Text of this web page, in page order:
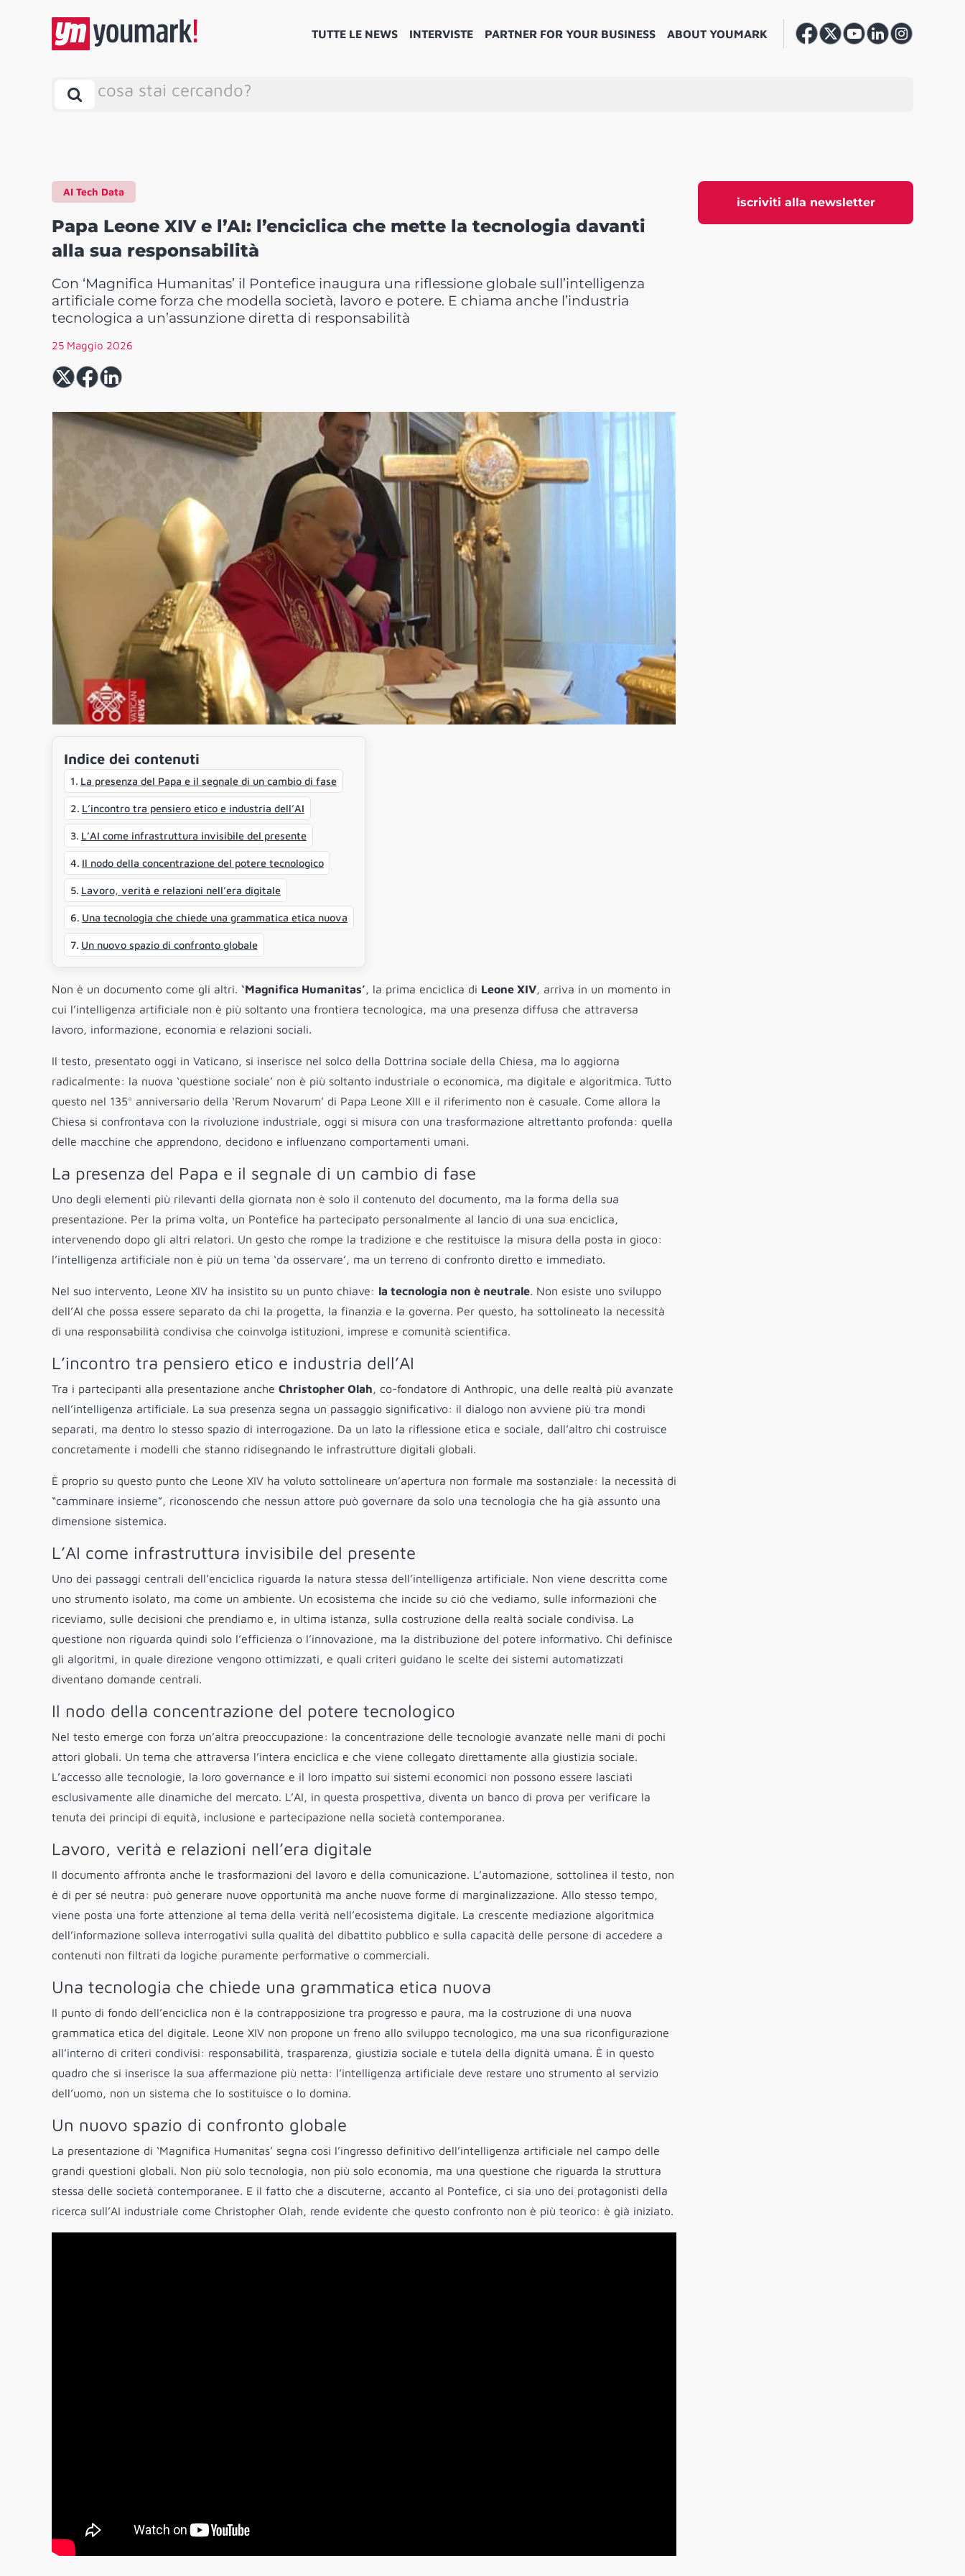
TUTTE LE NEWS INTERVISTE PARTNER FOR YOUR BUSINESS ABOUT YOUMARK
cosa stai cercando?
iscriviti alla newsletter
AI Tech Data
Papa Leone XIV e l’AI: l’enciclica che mette la tecnologia davanti
alla sua responsabilità
Con ‘Magnifica Humanitas’ il Pontefice inaugura una riflessione globale sull’intelligenza
artificiale come forza che modella società, lavoro e potere. E chiama anche l’industria
tecnologica a un’assunzione diretta di responsabilità
25 Maggio 2026
Indice dei contenuti
La presenza del Papa e il segnale di un cambio di fase
L’incontro tra pensiero etico e industria dell’AI
L’AI come infrastruttura invisibile del presente
Il nodo della concentrazione del potere tecnologico
Lavoro, verità e relazioni nell’era digitale
Una tecnologia che chiede una grammatica etica nuova
Un nuovo spazio di confronto globale
Non è un documento come gli altri. ‘Magnifica Humanitas’, la prima enciclica di Leone XIV, arriva in un momento in
cui l’intelligenza artificiale non è più soltanto una frontiera tecnologica, ma una presenza diffusa che attraversa
lavoro, informazione, economia e relazioni sociali.
Il testo, presentato oggi in Vaticano, si inserisce nel solco della Dottrina sociale della Chiesa, ma lo aggiorna
radicalmente: la nuova ‘questione sociale’ non è più soltanto industriale o economica, ma digitale e algoritmica. Tutto
questo nel 135° anniversario della ‘Rerum Novarum’ di Papa Leone XIII e il riferimento non è casuale. Come allora la
Chiesa si confrontava con la rivoluzione industriale, oggi si misura con una trasformazione altrettanto profonda: quella
delle macchine che apprendono, decidono e influenzano comportamenti umani.
La presenza del Papa e il segnale di un cambio di fase
Uno degli elementi più rilevanti della giornata non è solo il contenuto del documento, ma la forma della sua
presentazione. Per la prima volta, un Pontefice ha partecipato personalmente al lancio di una sua enciclica,
intervenendo dopo gli altri relatori. Un gesto che rompe la tradizione e che restituisce la misura della posta in gioco:
l’intelligenza artificiale non è più un tema ‘da osservare’, ma un terreno di confronto diretto e immediato.
Nel suo intervento, Leone XIV ha insistito su un punto chiave: la tecnologia non è neutrale. Non esiste uno sviluppo
dell’AI che possa essere separato da chi la progetta, la finanzia e la governa. Per questo, ha sottolineato la necessità
di una responsabilità condivisa che coinvolga istituzioni, imprese e comunità scientifica.
L’incontro tra pensiero etico e industria dell’AI
Tra i partecipanti alla presentazione anche Christopher Olah, co-fondatore di Anthropic, una delle realtà più avanzate
nell’intelligenza artificiale. La sua presenza segna un passaggio significativo: il dialogo non avviene più tra mondi
separati, ma dentro lo stesso spazio di interrogazione. Da un lato la riflessione etica e sociale, dall’altro chi costruisce
concretamente i modelli che stanno ridisegnando le infrastrutture digitali globali.
È proprio su questo punto che Leone XIV ha voluto sottolineare un’apertura non formale ma sostanziale: la necessità di
“camminare insieme”, riconoscendo che nessun attore può governare da solo una tecnologia che ha già assunto una
dimensione sistemica.
L’AI come infrastruttura invisibile del presente
Uno dei passaggi centrali dell’enciclica riguarda la natura stessa dell’intelligenza artificiale. Non viene descritta come
uno strumento isolato, ma come un ambiente. Un ecosistema che incide su ciò che vediamo, sulle informazioni che
riceviamo, sulle decisioni che prendiamo e, in ultima istanza, sulla costruzione della realtà sociale condivisa. La
questione non riguarda quindi solo l’efficienza o l’innovazione, ma la distribuzione del potere informativo. Chi definisce
gli algoritmi, in quale direzione vengono ottimizzati, e quali criteri guidano le scelte dei sistemi automatizzati
diventano domande centrali.
Il nodo della concentrazione del potere tecnologico
Nel testo emerge con forza un’altra preoccupazione: la concentrazione delle tecnologie avanzate nelle mani di pochi
attori globali. Un tema che attraversa l’intera enciclica e che viene collegato direttamente alla giustizia sociale.
L’accesso alle tecnologie, la loro governance e il loro impatto sui sistemi economici non possono essere lasciati
esclusivamente alle dinamiche del mercato. L’AI, in questa prospettiva, diventa un banco di prova per verificare la
tenuta dei principi di equità, inclusione e partecipazione nella società contemporanea.
Lavoro, verità e relazioni nell’era digitale
Il documento affronta anche le trasformazioni del lavoro e della comunicazione. L’automazione, sottolinea il testo, non
è di per sé neutra: può generare nuove opportunità ma anche nuove forme di marginalizzazione. Allo stesso tempo,
viene posta una forte attenzione al tema della verità nell’ecosistema digitale. La crescente mediazione algoritmica
dell’informazione solleva interrogativi sulla qualità del dibattito pubblico e sulla capacità delle persone di accedere a
contenuti non filtrati da logiche puramente performative o commerciali.
Una tecnologia che chiede una grammatica etica nuova
Il punto di fondo dell’enciclica non è la contrapposizione tra progresso e paura, ma la costruzione di una nuova
grammatica etica del digitale. Leone XIV non propone un freno allo sviluppo tecnologico, ma una sua riconfigurazione
all’interno di criteri condivisi: responsabilità, trasparenza, giustizia sociale e tutela della dignità umana. È in questo
quadro che si inserisce la sua affermazione più netta: l’intelligenza artificiale deve restare uno strumento al servizio
dell’uomo, non un sistema che lo sostituisce o lo domina.
Un nuovo spazio di confronto globale
La presentazione di ‘Magnifica Humanitas’ segna così l’ingresso definitivo dell’intelligenza artificiale nel campo delle
grandi questioni globali. Non più solo tecnologia, non più solo economia, ma una questione che riguarda la struttura
stessa delle società contemporanee. E il fatto che a discuterne, accanto al Pontefice, ci sia uno dei protagonisti della
ricerca sull’AI industriale come Christopher Olah, rende evidente che questo confronto non è più teorico: è già iniziato.